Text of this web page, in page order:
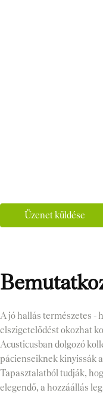
Üzenet küldése
A jó hallás természetes -
elszigetelődést okozhat
Acusticusban dolgozó
pácienseiknek kinyissák
Tapasztalatból tudják,
elegendő, a hozzáállás